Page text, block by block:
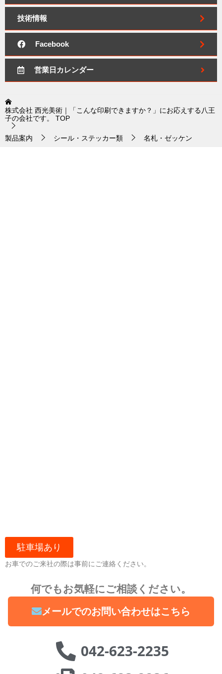
技術情報
Facebook
営業日カレンダー
株式会社 西光美術｜「こんな印刷できますか？」にお応えする八王
子の会社です。
TOP
製品案内 シール・ステッカー類 名札・ゼッケン
駐車場あり
お車でのご来社の際は事前にご連絡ください。
何でもお気軽にご相談ください。
メールでのお問い合わせはこちら
042-623-2235